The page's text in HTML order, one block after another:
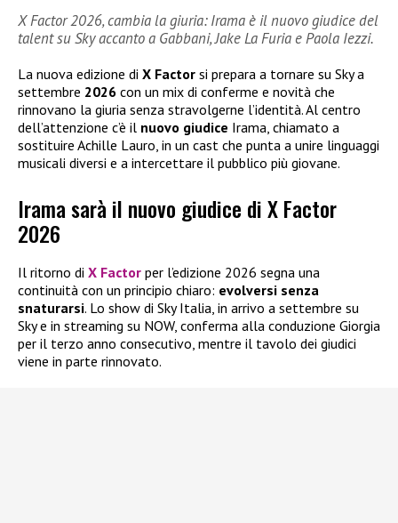
X Factor 2026, cambia la giuria: Irama è il nuovo giudice del
talent su Sky accanto a Gabbani, Jake La Furia e Paola Iezzi.
La nuova edizione di X Factor si prepara a tornare su Sky a
settembre 2026 con un mix di conferme e novità che
rinnovano la giuria senza stravolgerne l’identità. Al centro
dell’attenzione c’è il nuovo giudice Irama, chiamato a
sostituire Achille Lauro, in un cast che punta a unire linguaggi
musicali diversi e a intercettare il pubblico più giovane.
Irama sarà il nuovo giudice di X Factor
2026
Il ritorno di X Factor per l’edizione 2026 segna una
continuità con un principio chiaro: evolversi senza
snaturarsi. Lo show di Sky Italia, in arrivo a settembre su
Sky e in streaming su NOW, conferma alla conduzione Giorgia
per il terzo anno consecutivo, mentre il tavolo dei giudici
viene in parte rinnovato.